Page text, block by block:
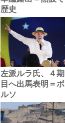
歴史
左派ルラ氏、４期
目へ出馬表明＝ボ
ルソ